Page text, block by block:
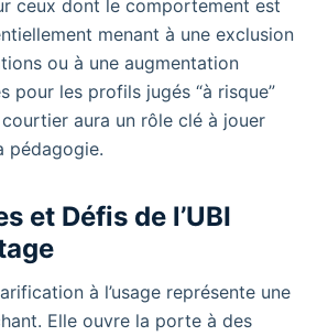
ceux dont le comportement est
menant à une exclusion
ou à une augmentation
pour les profils jugés “à risque”
aura un rôle clé à jouer
pédagogie.
et Défis de l’UBI
à l’usage représente une
Elle ouvre la porte à des